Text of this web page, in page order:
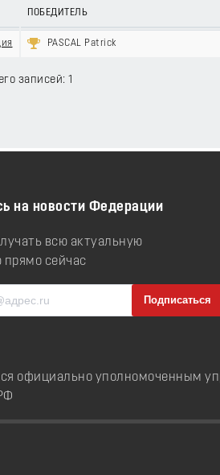
ПОБЕДИТЕЛЬ
PASCAL Patrick
записей: 1
на новости Федерации
всю актуальную
сейчас
официально уполномоченным